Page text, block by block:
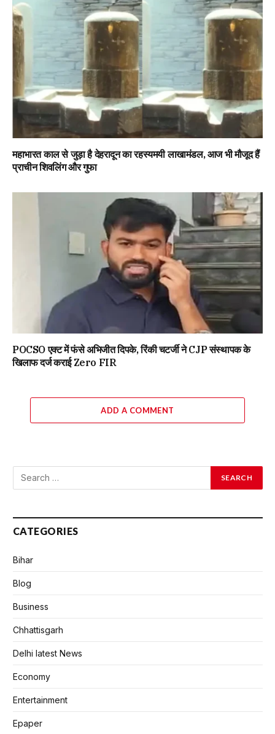
महाभारत काल से जुड़ा है देहरादून का रहस्यमयी लाखामंडल, आज भी मौजूद हैं
प्राचीन शिवलिंग और गुफा
POCSO एक्ट में फंसे अभिजीत दिपके, रिंकी चटर्जी ने CJP संस्थापक के
खिलाफ दर्ज कराई Zero FIR
ADD A COMMENT
CATEGORIES
Bihar
Blog
Business
Chhattisgarh
Delhi latest News
Economy
Entertainment
Epaper